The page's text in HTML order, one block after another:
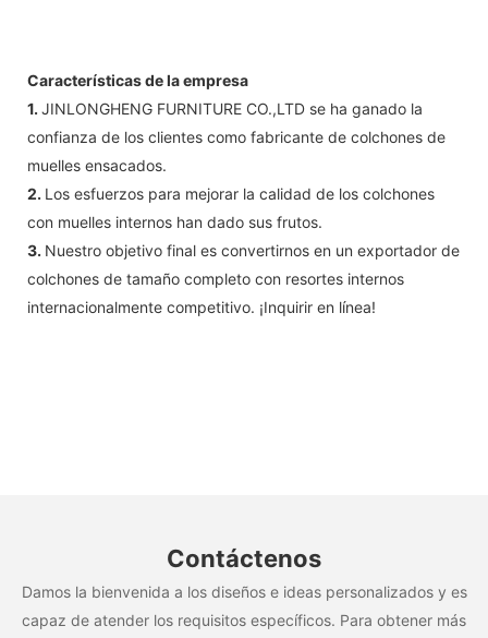
Características de la empresa
1. JINLONGHENG FURNITURE CO.,LTD se ha ganado la
confianza de los clientes como fabricante de colchones de
muelles ensacados.
2. Los esfuerzos para mejorar la calidad de los colchones
con muelles internos han dado sus frutos.
3. Nuestro objetivo final es convertirnos en un exportador de
colchones de tamaño completo con resortes internos
internacionalmente competitivo. ¡Inquirir en línea!
Contáctenos
Damos la bienvenida a los diseños e ideas personalizados y es
capaz de atender los requisitos específicos. Para obtener más